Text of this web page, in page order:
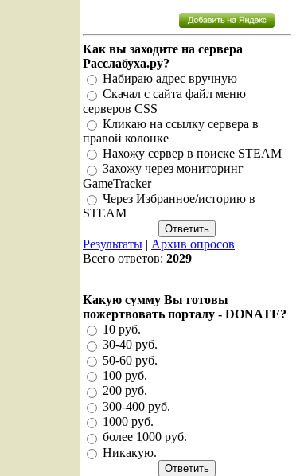
Как вы заходите на сервера
Расслабуха.ру?
Набираю адрес вручную
Скачал с сайта файл меню
серверов CSS
Кликаю на ссылку сервера в
правой колонке
Нахожу сервер в поиске STEAM
Захожу через мониторинг
GameTracker
Через Избранное/историю в
STEAM
Результаты | Архив опросов
Всего ответов: 2029
Какую сумму Вы готовы
пожертвовать порталу - DONATE?
10 руб.
30-40 руб.
50-60 руб.
100 руб.
200 руб.
300-400 руб.
1000 руб.
более 1000 руб.
Никакую.